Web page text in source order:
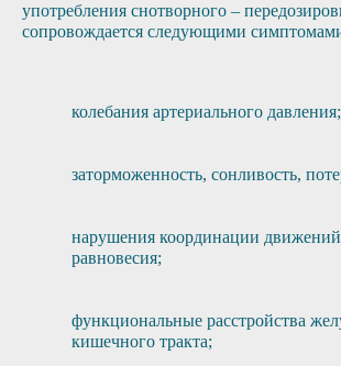
употребления снотворного –
сопровождается следующими
колебания артериального давления;
заторможенность, сонливость,
нарушения координации
равновесия;
функциональные расстройства
кишечного тракта;